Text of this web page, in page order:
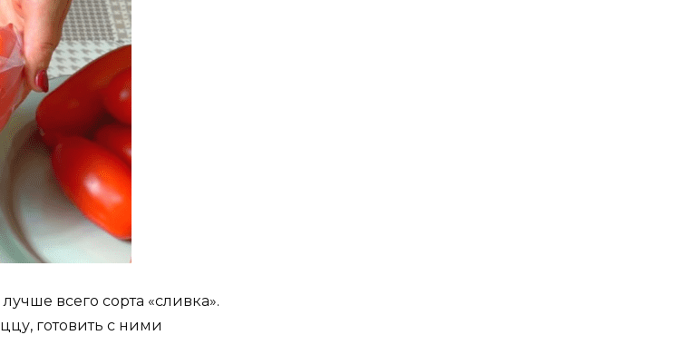
всего сорта «сливка».
готовить с ними